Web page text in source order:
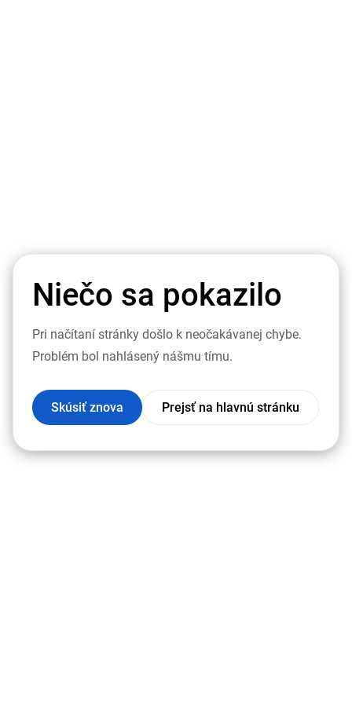
Niečo sa pokazilo
Pri načítaní stránky došlo k neočakávanej chybe.
Problém bol nahlásený nášmu tímu.
Skúsiť znova Prejsť na hlavnú stránku